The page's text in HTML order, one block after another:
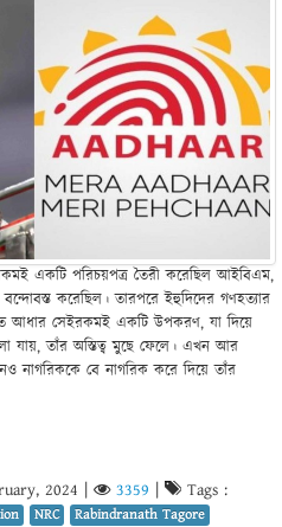
একটি পরিচয়পত্র তৈরী করেছিল আইবিএম,
বন্দোবস্ত করেছিল। তারপরে ইহুদিদের গণহত্যার
আধার সেইরকমই একটি উপকরণ, যা দিয়ে
যায়, তাঁর অস্তিত্ব মুছে ফেলে। এখন আর
নাগরিককে বে নাগরিক করে দিয়ে তাঁর
2024 3359 Tags :
NRC
Rabindranath Tagore